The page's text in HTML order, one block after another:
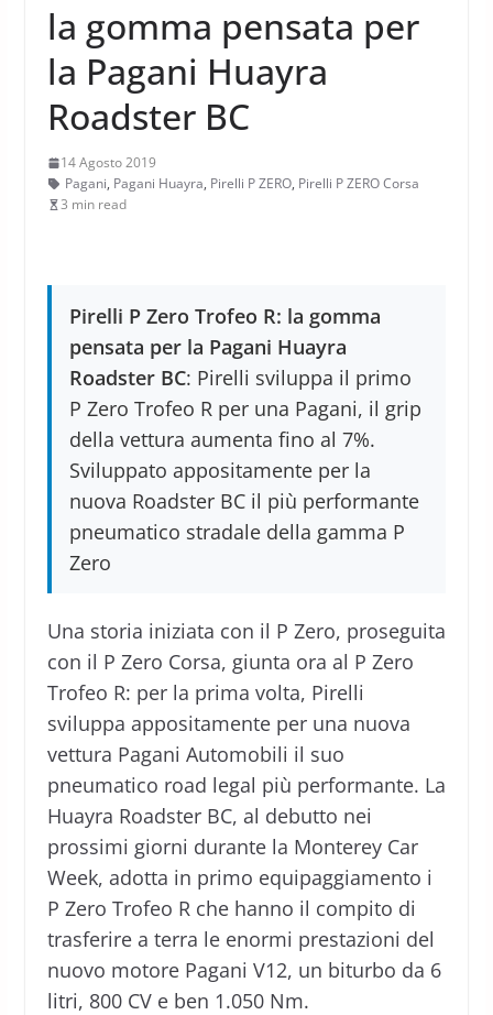
la gomma pensata per
la Pagani Huayra
Roadster BC
14 Agosto 2019
Pagani, Pagani Huayra, Pirelli P ZERO, Pirelli P ZERO Corsa
3 min read
Pirelli P Zero Trofeo R: la gomma
pensata per la Pagani Huayra
Roadster BC: Pirelli sviluppa il primo
P Zero Trofeo R per una Pagani, il grip
della vettura aumenta fino al 7%.
Sviluppato appositamente per la
nuova Roadster BC il più performante
pneumatico stradale della gamma P
Zero
Una storia iniziata con il P Zero, proseguita
con il P Zero Corsa, giunta ora al P Zero
Trofeo R: per la prima volta, Pirelli
sviluppa appositamente per una nuova
vettura Pagani Automobili il suo
pneumatico road legal più performante. La
Huayra Roadster BC, al debutto nei
prossimi giorni durante la Monterey Car
Week, adotta in primo equipaggiamento i
P Zero Trofeo R che hanno il compito di
trasferire a terra le enormi prestazioni del
nuovo motore Pagani V12, un biturbo da 6
litri, 800 CV e ben 1.050 Nm.